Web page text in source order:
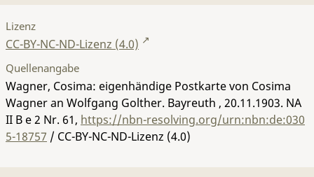
Lizenz
CC-BY-NC-ND-Lizenz (4.0)
Quellenangabe
Wagner, Cosima: eigenhändige Postkarte von Cosima
Wagner an Wolfgang Golther. Bayreuth , 20.11.1903. NA
II B e 2 Nr. 61, https://nbn-resolving.org/urn:nbn:de:030
5-18757 / CC-BY-NC-ND-Lizenz (4.0)